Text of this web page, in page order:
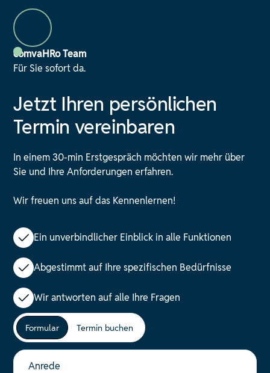
comvaHRo Team
Für Sie sofort da.
Jetzt Ihren persönlichen
Termin vereinbaren
In einem 30-min Erstgespräch möchten wir mehr über
Sie und Ihre Anforderungen erfahren.
Wir freuen uns auf das Kennenlernen!
Ein unverbindlicher Einblick in alle Funktionen
Abgestimmt auf Ihre spezifischen Bedürfnisse
Wir antworten auf alle Ihre Fragen
Formular Termin buchen
Anrede